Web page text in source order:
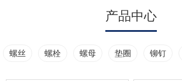
产品中心
螺丝 螺栓 螺母 垫圈 铆钉